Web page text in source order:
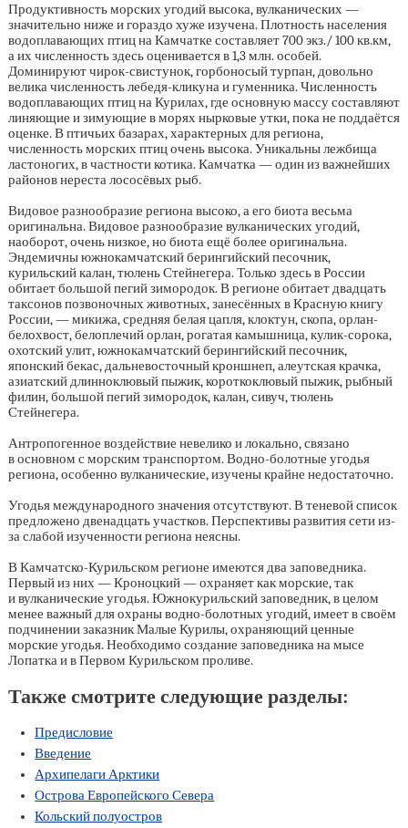
Продуктивность морских угодий высока, вулканических —
значительно ниже и гораздо хуже изучена. Плотность населения
водоплавающих птиц на Камчатке составляет 700 экз./ 100 кв.км,
а их численность здесь оценивается в 1,3 млн. особей.
Доминируют чирок-свистунок, горбоносый турпан, довольно
велика численность лебедя-кликуна и гуменника. Численность
водоплавающих птиц на Курилах, где основную массу составляют
линяющие и зимующие в морях нырковые утки, пока не поддаётся
оценке. В птичьих базарах, характерных для региона,
численность морских птиц очень высока. Уникальны лежбища
ластоногих, в частности котика. Камчатка — один из важнейших
районов нереста лососёвых рыб.
Видовое разнообразие региона высоко, а его биота весьма
оригинальна. Видовое разнообразие вулканических угодий,
наоборот, очень низкое, но биота ещё более оригинальна.
Эндемичны южнокамчатский берингийский песочник,
курильский калан, тюлень Стейнегера. Только здесь в России
обитает большой пегий зимородок. В регионе обитает двадцать
таксонов позвоночных животных, занесённых в Красную книгу
России, — микижа, средняя белая цапля, клоктун, скопа, орлан-
белохвост, белоплечий орлан, рогатая камышница, кулик-сорока,
охотский улит, южнокамчатский берингийский песочник,
японский бекас, дальневосточный кроншнеп, алеутская крачка,
азиатский длинноклювый пыжик, короткоклювый пыжик, рыбный
филин, большой пегий зимородок, калан, сивуч, тюлень
Стейнегера.
Антропогенное воздействие невелико и локально, связано
в основном с морским транспортом. Водно-болотные угодья
региона, особенно вулканические, изучены крайне недостаточно.
Угодья международного значения отсутствуют. В теневой список
предложено двенадцать участков. Перспективы развития сети из-
за слабой изученности региона неясны.
В Камчатско-Курильском регионе имеются два заповедника.
Первый из них — Кроноцкий — охраняет как морские, так
и вулканические угодья. Южнокурильский заповедник, в целом
менее важный для охраны водно-болотных угодий, имеет в своём
подчинении заказник Малые Курилы, охраняющий ценные
морские угодья. Необходимо создание заповедника на мысе
Лопатка и в Первом Курильском проливе.
Также смотрите следующие разделы:
Предисловие
Введение
Архипелаги Арктики
Острова Европейского Севера
Кольский полуостров